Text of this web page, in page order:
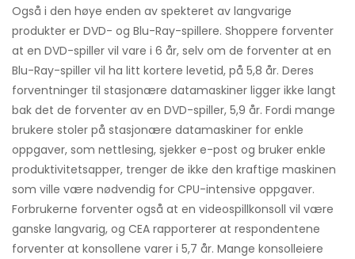
Også i den høye enden av spekteret av langvarige
produkter er DVD- og Blu-Ray-spillere. Shoppere forventer
at en DVD-spiller vil vare i 6 år, selv om de forventer at en
Blu-Ray-spiller vil ha litt kortere levetid, på 5,8 år. Deres
forventninger til stasjonære datamaskiner ligger ikke langt
bak det de forventer av en DVD-spiller, 5,9 år. Fordi mange
brukere stoler på stasjonære datamaskiner for enkle
oppgaver, som nettlesing, sjekker e-post og bruker enkle
produktivitetsapper, trenger de ikke den kraftige maskinen
som ville være nødvendig for CPU-intensive oppgaver.
Forbrukerne forventer også at en videospillkonsoll vil være
ganske langvarig, og CEA rapporterer at respondentene
forventer at konsollene varer i 5,7 år. Mange konsolleiere